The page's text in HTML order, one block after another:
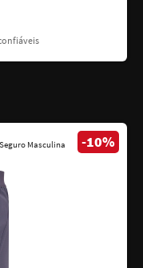
Masculina -10%